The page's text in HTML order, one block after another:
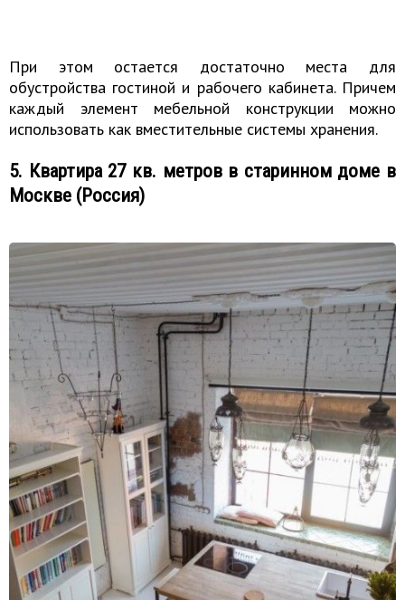
При этом остается достаточно места для
обустройства гостиной и рабочего кабинета. Причем
каждый элемент мебельной конструкции можно
использовать как вместительные системы хранения.
5. Квартира 27 кв. метров в старинном доме в
Москве (Россия)